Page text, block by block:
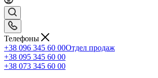
Телефоны
+38 096 345 60 00Отдел продаж
+38 095 345 60 00
+38 073 345 60 00